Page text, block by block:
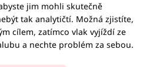
jim mohli skutečně
tak analytičtí. Možná zjistíte,
cílem, zatímco vlak vyjíždí ze
a nechte problém za sebou.